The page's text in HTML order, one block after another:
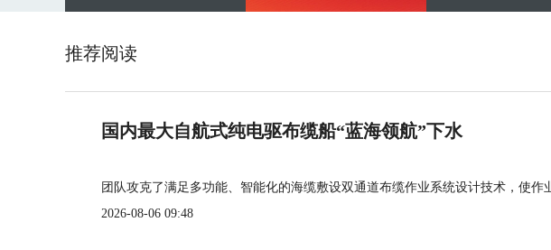
推荐阅读
国内最大自航式纯电驱布缆船“蓝海领航”下水
团队攻克了满足多功能、智能化的海缆敷设双通道布缆作业系统设计技术，使作
2026-08-06 09:48